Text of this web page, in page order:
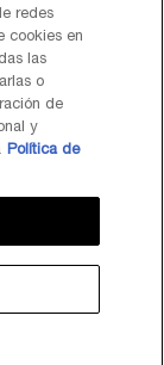
redes
cookies en
las
o
de
y
Política de